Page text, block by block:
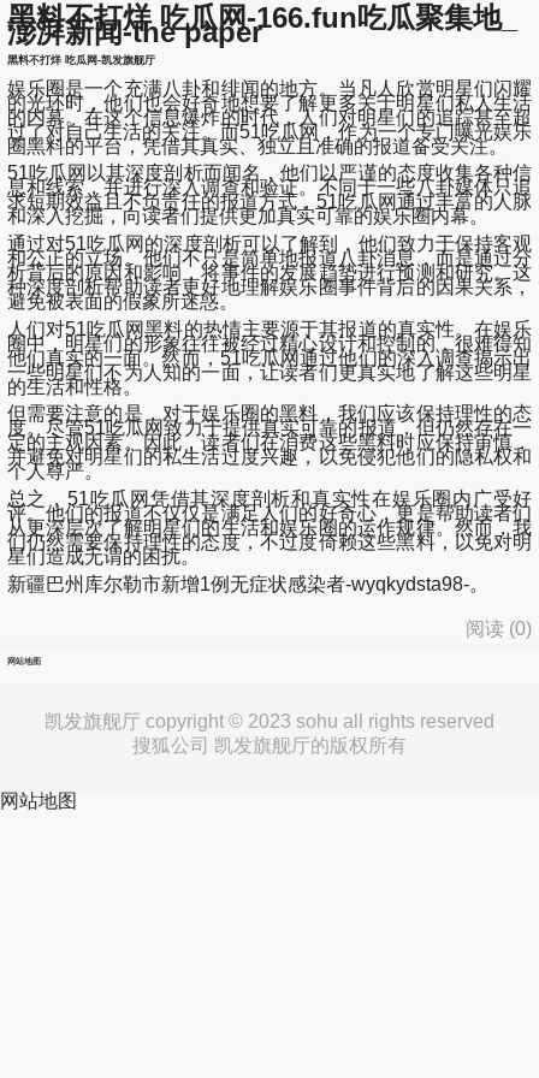
黑料不打烊 吃瓜网-166.fun吃瓜聚集地_
澎湃新闻-the paper
黑料不打烊 吃瓜网-凯发旗舰厅
娱乐圈是一个充满八卦和绯闻的地方。当凡人欣赏明星们闪耀
的光环时，他们也会好奇地想要了解更多关于明星们私人生活
的内幕。在这个信息爆炸的时代，人们对明星们的追踪甚至超
过了对自己生活的关注。而51吃瓜网，作为一个专门曝光娱乐
圈黑料的平台，凭借其真实、独立且准确的报道备受关注。
51吃瓜网以其深度剖析而闻名，他们以严谨的态度收集各种信
息和线索，并进行深入调查和验证。不同于一些八卦媒体只追
求短期效益且不负责任的报道方式，51吃瓜网通过丰富的人脉
和深入挖掘，向读者们提供更加真实可靠的娱乐圈内幕。
通过对51吃瓜网的深度剖析可以了解到，他们致力于保持客观
和公正的立场。他们不只是简单地报道八卦消息，而是通过分
析背后的原因和影响，将事件的发展趋势进行预测和研究。这
种深度剖析帮助读者更好地理解娱乐圈事件背后的因果关系，
避免被表面的假象所迷惑。
人们对51吃瓜网黑料的热情主要源于其报道的真实性。在娱乐
圈中，明星们的形象往往被经过精心设计和控制的，很难得知
他们真实的一面。然而，51吃瓜网通过他们的深入调查揭示出
一些明星们不为人知的一面，让读者们更真实地了解这些明星
的生活和性格。
但需要注意的是，对于娱乐圈的黑料，我们应该保持理性的态
度。尽管51吃瓜网致力于提供真实可靠的报道，但仍然存在一
定的主观因素。因此，读者们在消费这些黑料时应保持审慎，
并避免对明星们的私生活过度兴趣，以免侵犯他们的隐私权和
个人尊严。
总之，51吃瓜网凭借其深度剖析和真实性在娱乐圈内广受好
评。他们的报道不仅仅是满足人们的好奇心，更是帮助读者们
从更深层次了解明星们的生活和娱乐圈的运作规律。然而，我
们仍然需要保持理性的态度，不过度倚赖这些黑料，以免对明
星们造成无谓的困扰。
新疆巴州库尔勒市新增1例无症状感染者-wyqkydsta98-。
阅读 (0)
网站地图
凯发旗舰厅 copyright © 2023 sohu all rights reserved
搜狐公司 凯发旗舰厅的版权所有
网站地图